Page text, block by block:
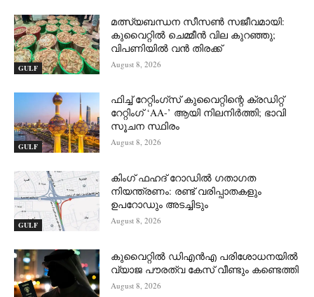
GULF
മത്സ്യബന്ധന സീസൺ സജീവമായി:
കുവൈറ്റിൽ ചെമ്മീൻ വില കുറഞ്ഞു;
വിപണിയിൽ വൻ തിരക്ക്
August 8, 2026
GULF
ഫിച്ച് റേറ്റിംഗ്സ് കുവൈറ്റിന്റെ ക്രഡിറ്റ്
റേറ്റിംഗ് ‘AA-’ ആയി നിലനിർത്തി; ഭാവി
സൂചന സ്ഥിരം
August 8, 2026
GULF
കിംഗ് ഫഹദ് റോഡിൽ ഗതാഗത
നിയന്ത്രണം: രണ്ട് വരിപ്പാതകളും
ഉപറോഡും അടച്ചിടും
August 8, 2026
കുവൈറ്റിൽ ഡിഎൻഎ പരിശോധനയിൽ
വ്യാജ പൗരത്വ കേസ് വീണ്ടും കണ്ടെത്തി
August 8, 2026